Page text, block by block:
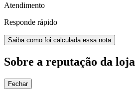
Atendimento
Responde rápido
Saiba como foi calculada essa nota
Sobre a reputação da loja
Fechar